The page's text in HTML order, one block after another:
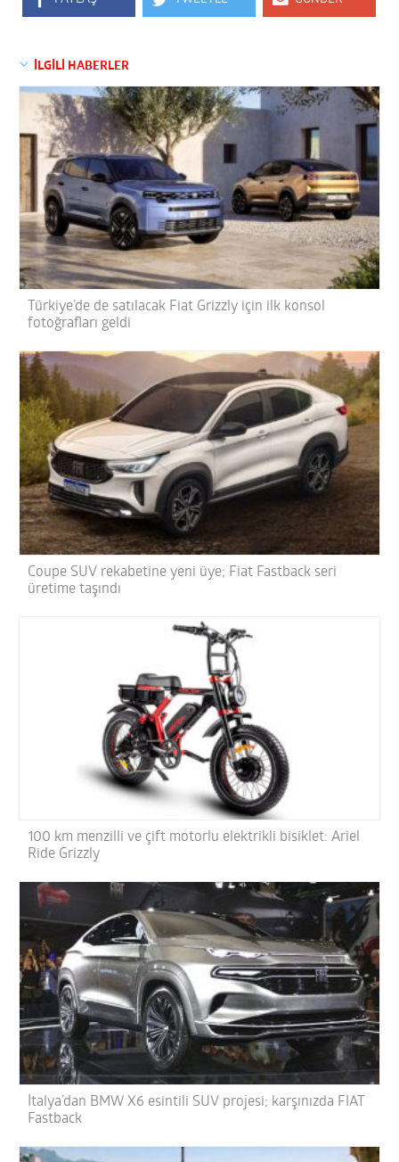
İLGİLİ HABERLER
Türkiye’de de satılacak Fiat Grizzly için ilk konsol
fotoğrafları geldi
Coupe SUV rekabetine yeni üye; Fiat Fastback seri
üretime taşındı
100 km menzilli ve çift motorlu elektrikli bisiklet: Ariel
Ride Grizzly
İtalya’dan BMW X6 esintili SUV projesi; karşınızda FIAT
Fastback